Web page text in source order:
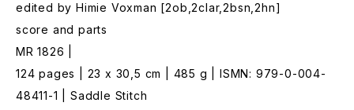
edited by Himie Voxman [2ob,2clar,2bsn,2hn]
score and parts
MR 1826 |
124 pages | 23 x 30,5 cm | 485 g | ISMN: 979-0-004-
48411-1 | Saddle Stitch